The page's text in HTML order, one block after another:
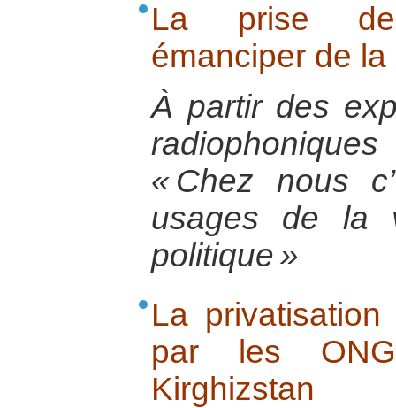
La prise de
émanciper de
À partir des
« Chez nous
usages de la
politique »
La
par les
Kirghizstan